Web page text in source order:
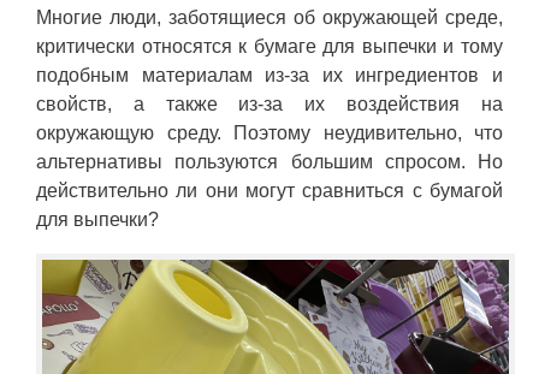
Многие люди, заботящиеся об окружающей среде,
критически относятся к бумаге для выпечки и тому
подобным материалам из-за их ингредиентов и
свойств, а также из-за их воздействия на
окружающую среду. Поэтому неудивительно, что
альтернативы пользуются большим спросом. Но
действительно ли они могут сравниться с бумагой
для выпечки?